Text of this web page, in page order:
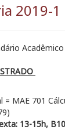
2019-1
= MAE 701
13-15h,